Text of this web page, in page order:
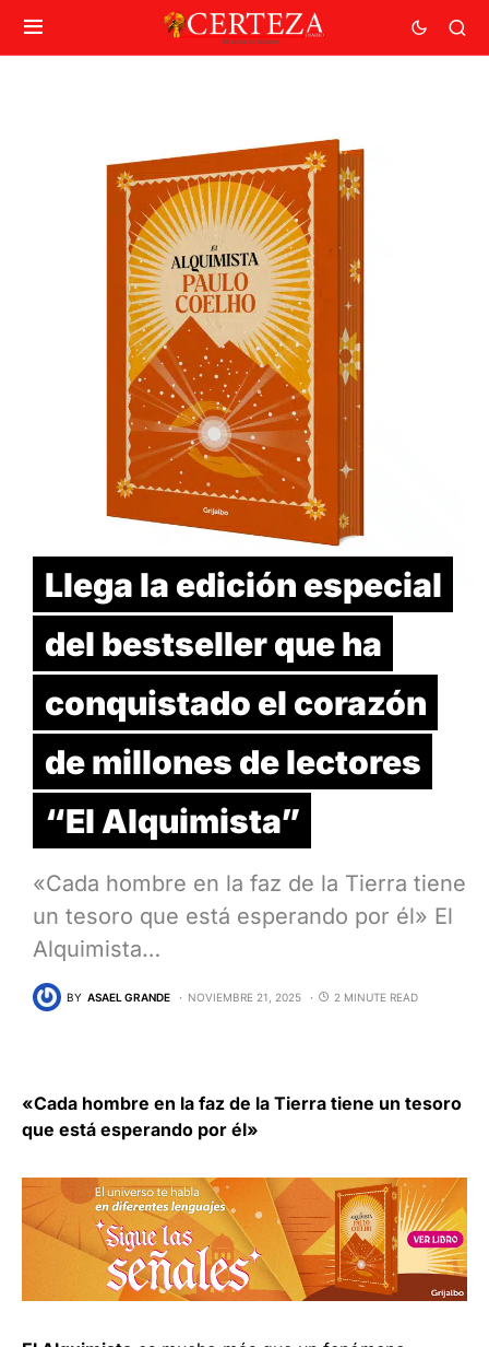
Llega la edición especial
del bestseller que ha
conquistado el corazón
de millones de lectores
“El Alquimista”
«Cada hombre en la faz de la Tierra tiene
un tesoro que está esperando por él» El
Alquimista…
BY ASAEL GRANDE NOVIEMBRE 21, 2025 2 MINUTE READ
«Cada hombre en la faz de la Tierra tiene un tesoro
que está esperando por él»